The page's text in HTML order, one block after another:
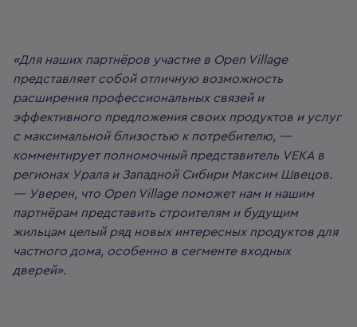
«Для наших партнёров участие в Open Village
представляет собой отличную возможность
расширения профессиональных связей и
эффективного предложения своих продуктов и услуг
с максимальной близостью к потребителю, —
комментирует полномочный представитель VEKA в
регионах Урала и Западной Сибири Максим Швецов.
— Уверен, что Open Village поможет нам и нашим
партнёрам представить строителям и будущим
жильцам целый ряд новых интересных продуктов для
частного дома, особенно в сегменте входных
дверей».